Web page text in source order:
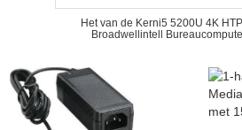
Het van de Kerni5 5200U 4K
Broadwellintell